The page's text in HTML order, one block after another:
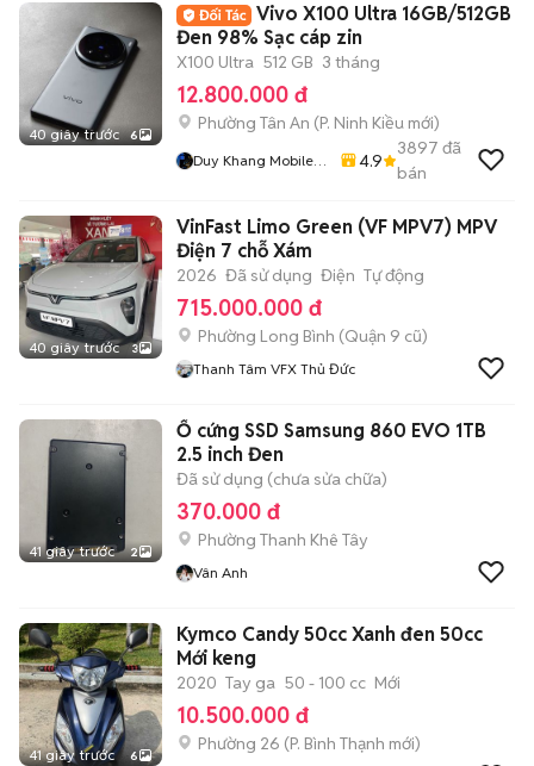
40 giây trước 6
Vivo X100 Ultra 16GB/512GB
Đen 98% Sạc cáp zin
X100 Ultra 512 GB 3 tháng
12.800.000 đ
Phường Tân An (P. Ninh Kiều mới)
Duy Khang Mobile
4.9
3897 đã
bán
40 giây trước 3
VinFast Limo Green (VF MPV7) MPV
Điện 7 chỗ Xám
2026 Đã sử dụng Điện Tự động
715.000.000 đ
Phường Long Bình (Quận 9 cũ)
Thanh Tâm VFX Thủ Đức
41 giây trước 2
Ổ cứng SSD Samsung 860 EVO 1TB
2.5 inch Đen
Đã sử dụng (chưa sửa chữa)
370.000 đ
Phường Thanh Khê Tây
Vân Anh
41 giây trước 6
Kymco Candy 50cc Xanh đen 50cc
Mới keng
2020 Tay ga 50 - 100 cc Mới
10.500.000 đ
Phường 26 (P. Bình Thạnh mới)